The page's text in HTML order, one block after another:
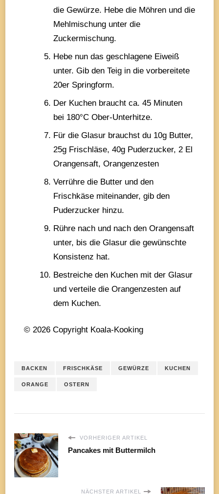
die Gewürze. Hebe die Möhren und die
Mehlmischung unter die
Zuckermischung.
Hebe nun das geschlagene Eiweiß
unter. Gib den Teig in die vorbereitete
20er Springform.
Der Kuchen braucht ca. 45 Minuten
bei 180°C Ober-Unterhitze.
Für die Glasur brauchst du 10g Butter,
25g Frischläse, 40g Puderzucker, 2 El
Orangensaft, Orangenzesten
Verrühre die Butter und den
Frischkäse miteinander, gib den
Puderzucker hinzu.
Rühre nach und nach den Orangensaft
unter, bis die Glasur die gewünschte
Konsistenz hat.
Bestreiche den Kuchen mit der Glasur
und verteile die Orangenzesten auf
dem Kuchen.
© 2026 Copyright Koala-Kooking
BACKEN FRISCHKÄSE GEWÜRZE KUCHEN
ORANGE OSTERN
VORHERIGER ARTIKEL
Pancakes mit Buttermilch
NÄCHSTER ARTIKEL